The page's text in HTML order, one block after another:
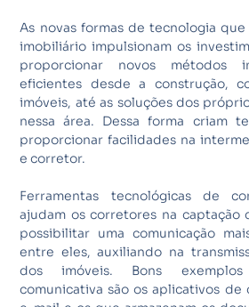
As novas formas de tecnologia
imobiliário impulsionam os
proporcionar novos métodos
eficientes desde a construção,
imóveis, até as soluções dos
nessa área. Dessa forma criam
proporcionar facilidades na
e corretor.
Ferramentas tecnológicas de
ajudam os corretores na captação
possibilitar uma comunicação
entre eles, auxiliando na
dos imóveis. Bons
comunicativa são os aplicativos